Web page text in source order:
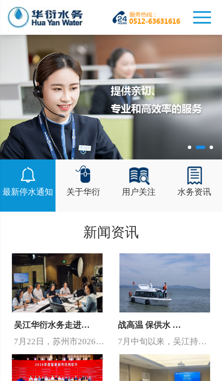
最新停水通知 关于华衍 用户关注 水务资讯
新闻资讯
吴江华衍水务走进…
7月22日，苏州市2026年度“政风行风热线”供水管理专场开播，…
战高温 保供水 …
7月中旬以来，吴江持续高温，单日供水量突破了62万吨。面对夏季高…